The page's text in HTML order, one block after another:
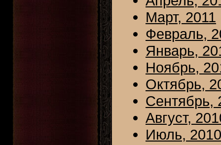
Март, 2011
Февраль,
Январь,
Ноябрь,
Октябрь,
Сентябрь,
Август,
Июль, 2010